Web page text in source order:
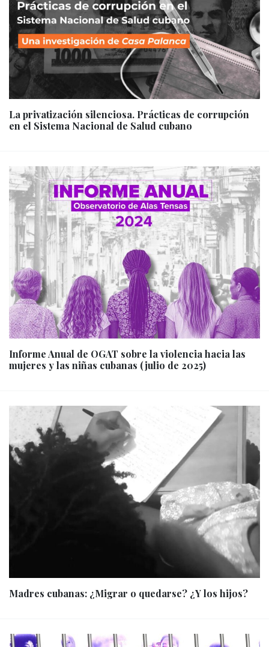
La privatización silenciosa. Prácticas de corrupción
en el Sistema Nacional de Salud cubano
Informe Anual de OGAT sobre la violencia hacia las
mujeres y las niñas cubanas (julio de 2025)
Madres cubanas: ¿Migrar o quedarse? ¿Y los hijos?